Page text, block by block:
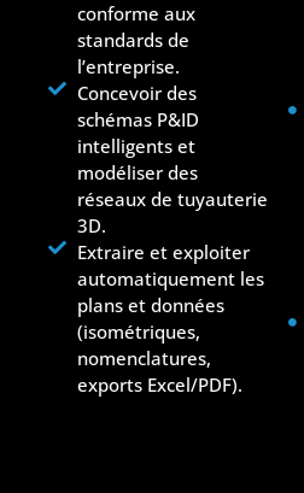
conforme aux
standards de
l’entreprise.
Concevoir des
schémas P&ID
intelligents et
modéliser des
réseaux de tuyauterie
3D.
Extraire et exploiter
automatiquement les
plans et données
(isométriques,
nomenclatures,
exports Excel/PDF).